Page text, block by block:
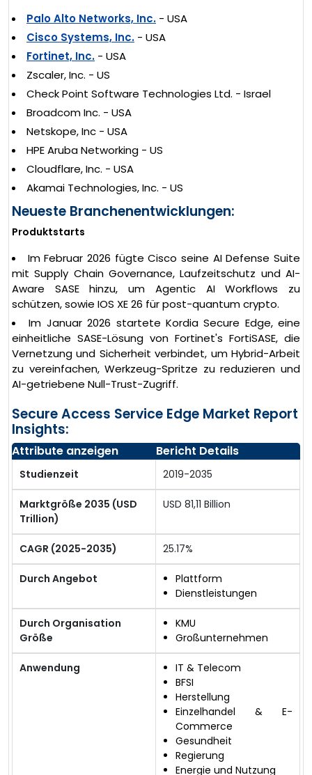
Palo Alto Networks, Inc. - USA
Cisco Systems, Inc. - USA
Fortinet, Inc. - USA
Zscaler, Inc. - US
Check Point Software Technologies Ltd. - Israel
Broadcom Inc. - USA
Netskope, Inc - USA
HPE Aruba Networking - US
Cloudflare, Inc. - USA
Akamai Technologies, Inc. - US
Neueste Branchenentwicklungen:
Produktstarts
Im Februar 2026 fügte Cisco seine AI Defense Suite
mit Supply Chain Governance, Laufzeitschutz und AI-
Aware SASE hinzu, um Agentic AI Workflows zu
schützen, sowie IOS XE 26 für post-quantum crypto.
Im Januar 2026 startete Kordia Secure Edge, eine
einheitliche SASE-Lösung von Fortinet's FortiSASE, die
Vernetzung und Sicherheit verbindet, um Hybrid-Arbeit
zu vereinfachen, Werkzeug-Spritze zu reduzieren und
AI-getriebene Null-Trust-Zugriff.
Secure Access Service Edge Market Report
Insights:
Attribute anzeigen Bericht Details
Studienzeit 2019-2035
Marktgröße 2035 (USD
Trillion)
USD 81,11 Billion
CAGR (2025-2035) 25.17%
Durch Angebot
Plattform
Dienstleistungen
Durch Organisation
Größe
KMU
Großunternehmen
Anwendung
IT & Telecom
BFSI
Herstellung
Einzelhandel & E-
Commerce
Gesundheit
Regierung
Energie und Nutzung